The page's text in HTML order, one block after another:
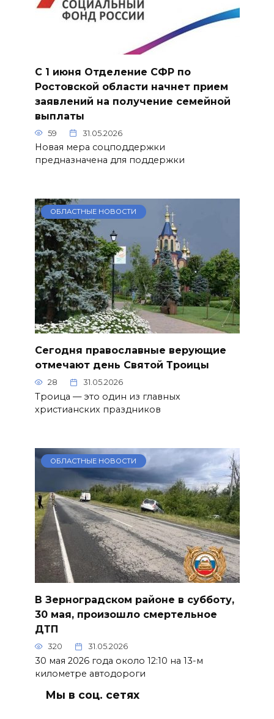
С 1 июня Отделение СФР по
Ростовской области начнет прием
заявлений на получение семейной
выплаты
59 31.05.2026
Новая мера соцподдержки
предназначена для поддержки
ОБЛАСТНЫЕ НОВОСТИ
Сегодня православные верующие
отмечают день Святой Троицы
28 31.05.2026
Троица — это один из главных
христианских праздников
ОБЛАСТНЫЕ НОВОСТИ
В Зерноградском районе в субботу,
30 мая, произошло смертельное
ДТП
320 31.05.2026
30 мая 2026 года около 12:10 на 13-м
километре автодороги
Мы в соц. сетях